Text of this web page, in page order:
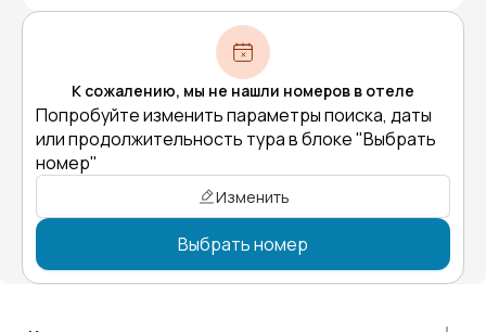
К сожалению, мы не нашли номеров в отеле
Попробуйте изменить параметры поиска, даты
или продолжительность тура в блоке "Выбрать
номер"
Изменить
Выбрать номер